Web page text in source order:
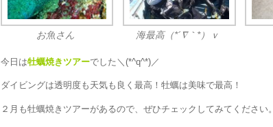
お魚さん 海最高（*´∇｀*）ｖ
今日は牡蠣焼きツアーでした＼(*^q^*)／
ダイビングは透明度も天気も良く最高！牡蠣は美味で最高！
２月も牡蠣焼きツアーがあるので、ぜひチェックしてみてください。